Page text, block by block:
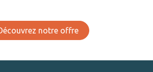
notre offre